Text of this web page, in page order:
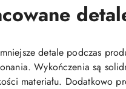
detale podczas
Wykończenia są
materiału. Dodatkowo